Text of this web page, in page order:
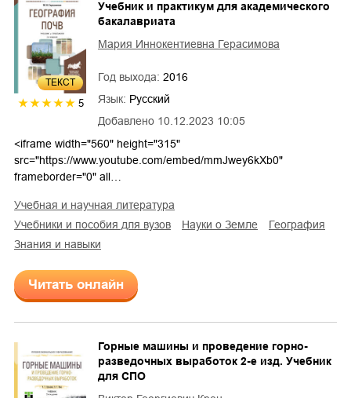
ТЕКСТ
5
Добавлено 10.12.2023 10:05
Учебник и практикум для академического
бакалавриата
Мария Иннокентиевна Герасимова
Год выхода: 2016
Язык: Русский
<iframe width="560" height="315"
src="https://www.youtube.com/embed/mmJwey6kXb0"
frameborder="0" all…
учебная и научная литература
учебники и пособия для вузов
науки о Земле
география
знания и навыки
Читать онлайн
Горные машины и проведение горно-
разведочных выработок 2-е изд. Учебник
для СПО